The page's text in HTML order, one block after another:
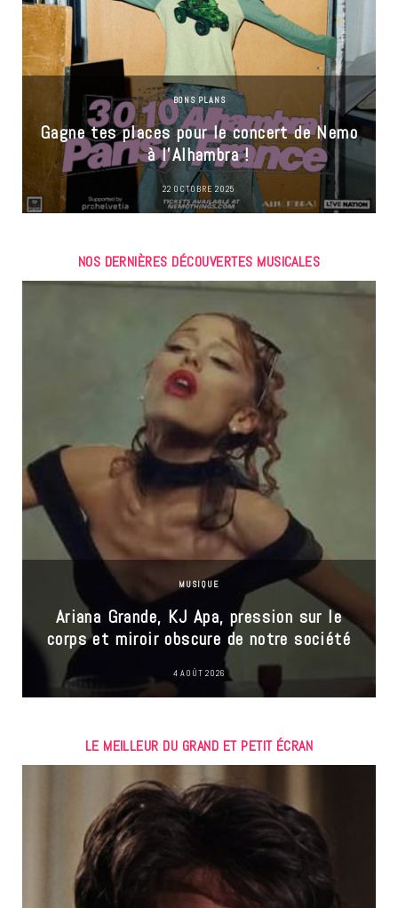
BONS PLANS
Gagne tes places pour le concert de Nemo
à l’Alhambra !
22 OCTOBRE 2025
NOS DERNIÈRES DÉCOUVERTES MUSICALES
MUSIQUE
Ariana Grande, KJ Apa, pression sur le
corps et miroir obscure de notre société
4 AOÛT 2026
LE MEILLEUR DU GRAND ET PETIT ÉCRAN